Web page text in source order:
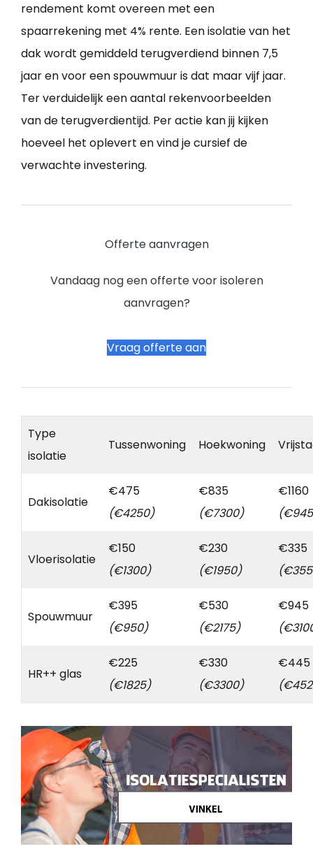
rendement komt overeen met een
spaarrekening met 4% rente. Een isolatie van het
dak wordt gemiddeld terugverdiend binnen 7,5
jaar en voor een spouwmuur is dat maar vijf jaar.
Ter verduidelijk een aantal rekenvoorbeelden
van de terugverdientijd. Per actie kan jij kijken
hoeveel het oplevert en vind je cursief de
verwachte investering.
Offerte aanvragen
Vandaag nog een offerte voor isoleren
aanvragen?
Vraag offerte aan
Type
isolatie
Tussenwoning Hoekwoning
Dakisolatie
€475
(€4250)
€835
(€7300)
€1160
Vloerisolatie
€150
(€1300)
€230
(€1950)
€335
Spouwmuur
€395
(€950)
€530
(€2175)
€945
HR++ glas
€225
(€1825)
€330
(€3300)
€445